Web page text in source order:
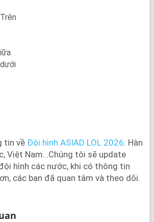
tin về Đội hình ASIAD LOL 2026: Hàn
Việt Nam…Chúng tôi sẽ update
hình các nước, khi có thông tin
các bạn đã quan tâm và theo dõi.